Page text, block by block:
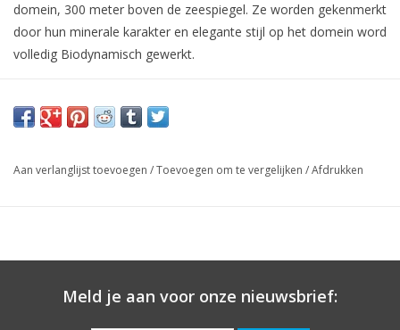
domein, 300 meter boven de zeespiegel. Ze worden gekenmerkt
door hun minerale karakter en elegante stijl op het domein word
volledig Biodynamisch gewerkt.
Aan verlanglijst toevoegen /Toevoegen om te vergelijken /Afdrukken
Meld je aan voor onze nieuwsbrief: